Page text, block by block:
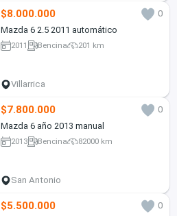
$8.000.000
0
Mazda 6 2.5 2011 automático
2011 Bencina 201 km
Villarrica
$7.800.000
0
Mazda 6 año 2013 manual
2013 Bencina 82000 km
San Antonio
$5.500.000
0